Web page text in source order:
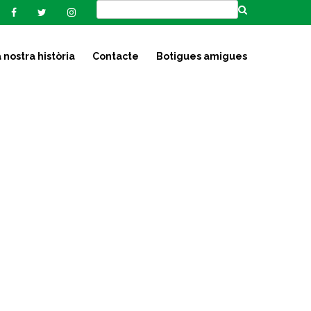
nostra història Contacte Botigues amigues